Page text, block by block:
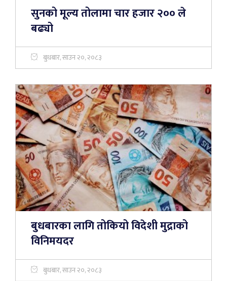
सुनको मूल्य तोलामा चार हजार २०० ले
बढ्यो
बुधबार, साउन २०, २०८३
बुधबारका लागि तोकियो विदेशी मुद्राको
विनिमयदर
बुधबार, साउन २०, २०८३